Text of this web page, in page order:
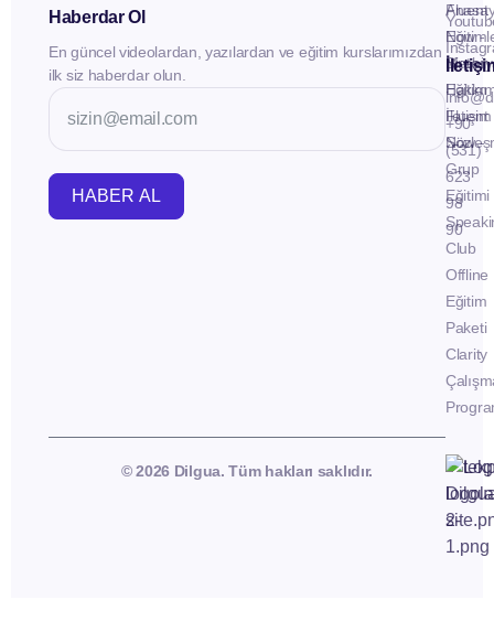
Haberdar Ol
En güncel videolardan, yazılardan ve eğitim kurslarımızdan
ilk siz haberdar olun.
HABER AL
İletişim
Fluent
Now -
Birebir
Eğitim
Fluent
Now -
Grup
Eğitimi
Club
Offline
Eğitim
Paketi
Clarity
+90
(531)
623
98
90
© 2026 Dilgua. Tüm hakları saklıdır.